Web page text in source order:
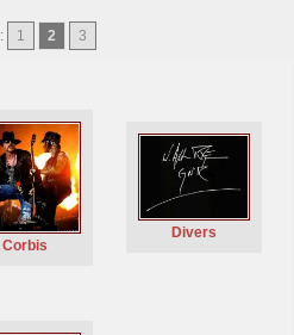
1 2 3
Corbis
Divers